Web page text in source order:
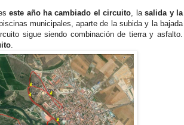
este año ha cambiado el circuito, lasalida y la
municipales, aparte de la subida y la bajada
sigue siendo combinación de tierra y asfalto.
.